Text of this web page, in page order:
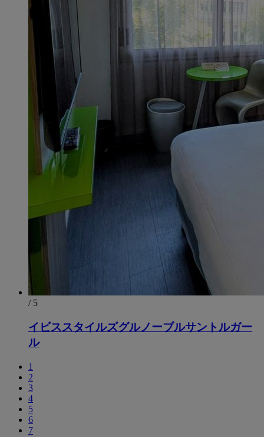
/ 5
イビススタイルズグルノーブルサントルガー
ル
1
2
3
4
5
6
7